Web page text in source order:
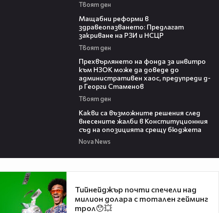
Твоят ден
Мащабни реформи в
здравеопазването: Предлагат
закриване на РЗИ и НСЦР
Твоят ден
Прехвърлянето на фонда за инвитро
към НЗОК може да доведе до
административен хаос, предупреди д-
р Георги Стаменов
Твоят ден
Какви са възможните решения след
внесените жалби в Конституционния
съд на опозицията срещу бюджета
Nova News
Тийнейджър почти спечели над
милион долара с тотален гейминг
трол😯💥